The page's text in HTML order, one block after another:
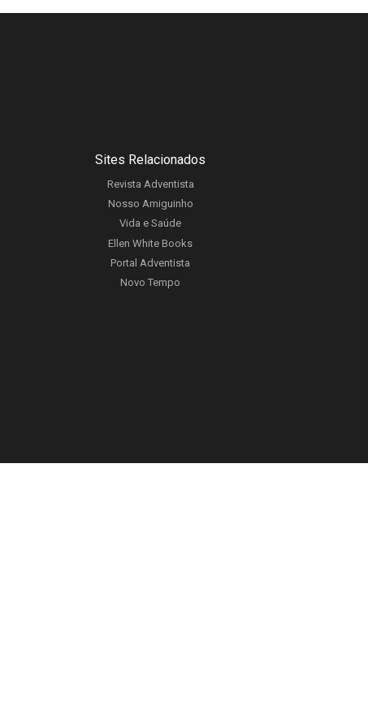
Sites Relacionados
Revista Adventista
Nosso Amiguinho
Vida e Saúde
Ellen White Books
Portal Adventista
Novo Tempo